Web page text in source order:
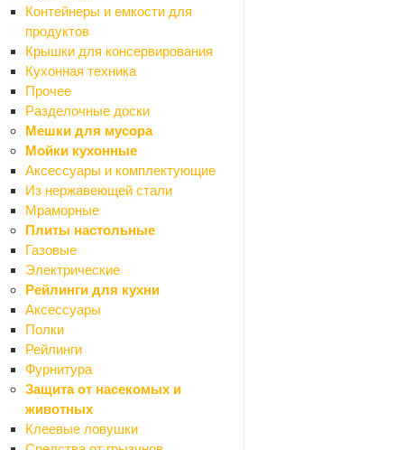
Контейнеры и емкости для
продуктов
Крышки для консервирования
Кухонная техника
Прочее
Разделочные доски
Мешки для мусора
Мойки кухонные
Аксессуары и комплектующие
Из нержавеющей стали
Мраморные
Плиты настольные
Газовые
Электрические
Рейлинги для кухни
Аксессуары
Полки
Рейлинги
Фурнитура
Защита от насекомых и
животных
Клеевые ловушки
Санитарные
Силиконо-акриловые
Термостойкие
Декор
Назад
Декор
Декоративные панно
Картины
Настенный декор
Предметы декора
Декоративные покрытия
Назад
Декоративные покрытия
Воски
Грунтовки
Добавки
Покрытия
Штукатурки
Карнизы
Назад
Карнизы
Карнизы алюминиевые